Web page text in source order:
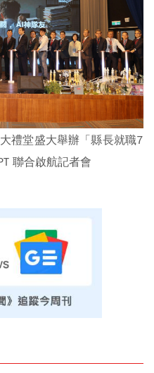
禮堂盛大舉辦「縣長就職7
聯合啟航記者會